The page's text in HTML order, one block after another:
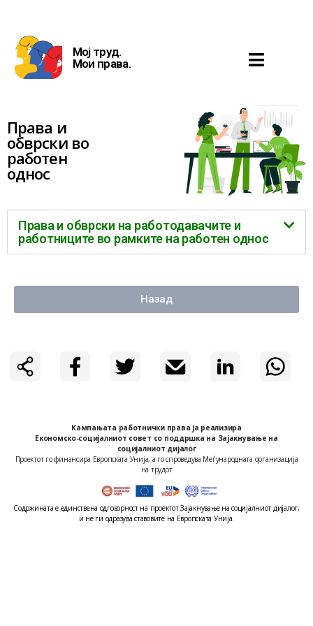
Мој труд.
Мои права.
Права и
обврски во
работен
однос
Права и обврски на работодавачите и
работниците во рамките на работен однос
Назад
Кампањата работнички права ја реализира
Економско-социјалниот совет co поддршка на Зајакнување на
социјалниот дијалог
Проектот го финансира Европската Унија, а го спроведува Меѓународната организација
на трудот
Содржината е единствена одговорност на проектот Зајакнување на социјалниот дијалог,
и не ги одразува ставовите на Европската Унија.